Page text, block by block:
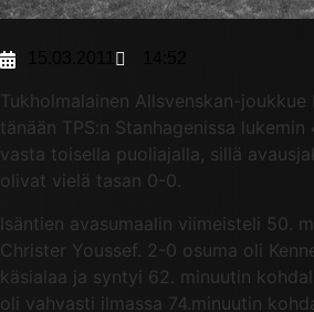
Tukholmalainen Allsvenskan-joukkue
tänään TPS:n Stanhagenissa
vasta toisella puoliajalla, sillä
olivat vielä tasan 0-0.
Isäntien avasumaalin viimeisteli 50.
Christer Youssef. 2-0 osuma oli
käsialaa ja syntyi 62. minuutin
oli vahvasti ilmassa 74.minuutin